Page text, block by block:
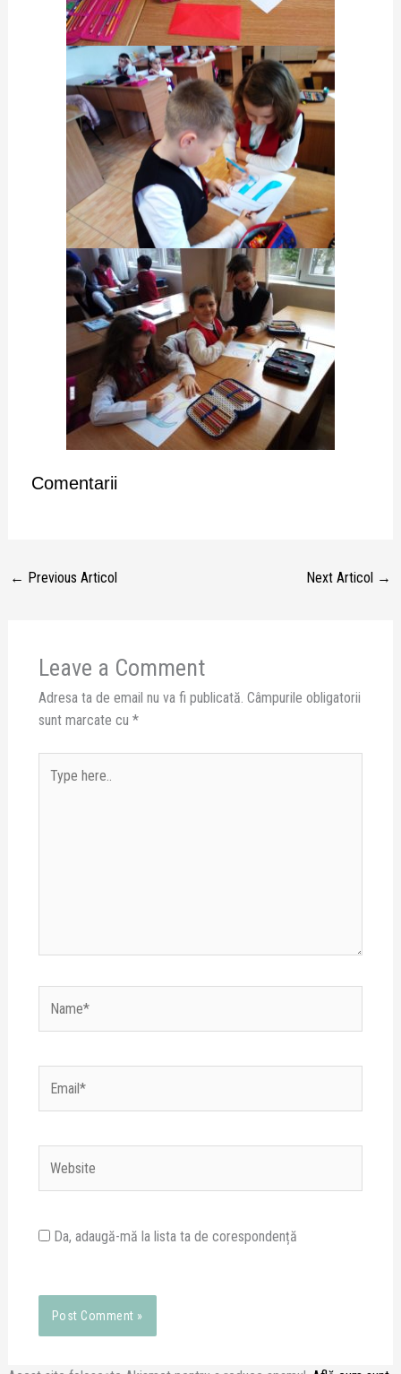
Comentarii
← Previous Articol Next Articol →
Leave a Comment
Adresa ta de email nu va fi publicată. Câmpurile obligatorii
sunt marcate cu *
here..
Da, adaugă-mă la lista ta de corespondență